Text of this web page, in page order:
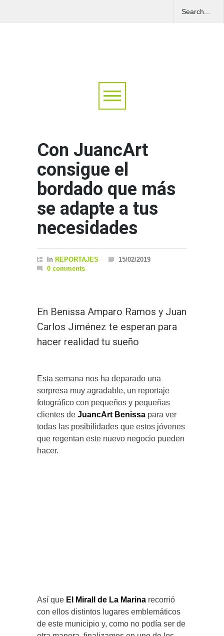
Con JuancArt
consigue el
bordado que más
se adapte a tus
necesidades
In REPORTAJES
15/02/2019
0 comments
En Benissa Amparo Ramos y Juan
Carlos Jiménez te esperan para
hacer realidad tu sueño
Esta semana nos ha deparado una
sorpresa muy agradable, un reportaje
fotográfico con pequeños y pequeñas
clientes de JuancArt Benissa para ver
todas las posibilidades que estos jóvenes
que regentan este nuevo negocio pueden
hacer.
Así que El Mirall de La Marina recorrió
con ellos distintos lugares emblemáticos
de este municipio y, como no podía ser de